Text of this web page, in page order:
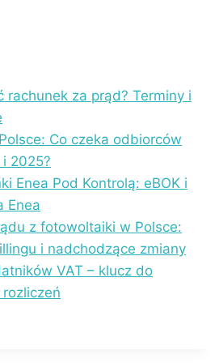
rachunek za prąd? Terminy i
Co czeka odbiorców
2025?
Enea Pod Kontrolą: eBOK i
Enea
z fotowoltaiki w Polsce:
i nadchodzące zmiany
VAT – klucz do